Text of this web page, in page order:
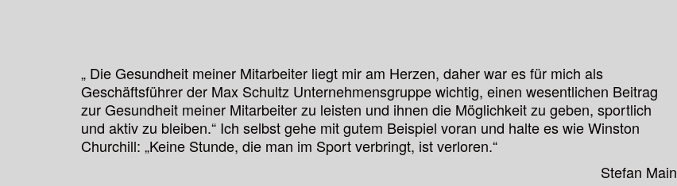
„ Die Gesundheit meiner Mitarbeiter liegt mir am Herzen, daher war es für mich als
Geschäftsführer der Max Schultz Unternehmensgruppe wichtig, einen wesentlichen Beitrag
zur Gesundheit meiner Mitarbeiter zu leisten und ihnen die Möglichkeit zu geben, sportlich
und aktiv zu bleiben.“ Ich selbst gehe mit gutem Beispiel voran und halte es wie Winston
Churchill: „Keine Stunde, die man im Sport verbringt, ist verloren.“
Stefan Main